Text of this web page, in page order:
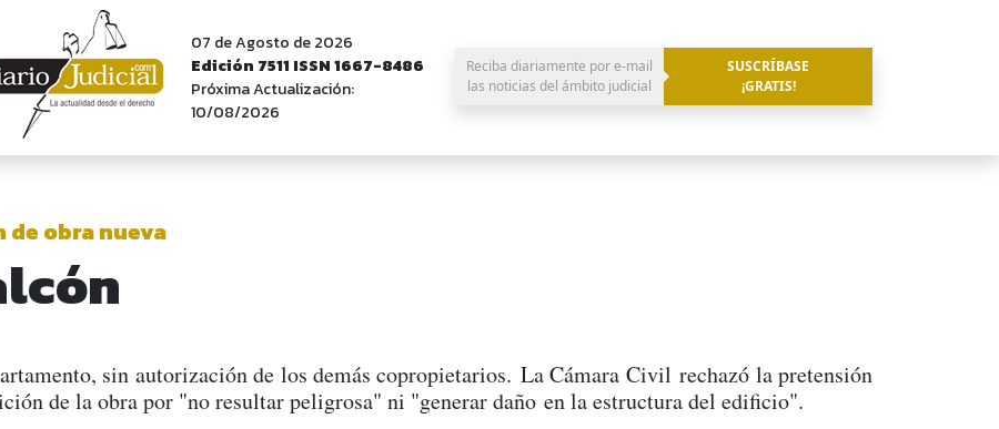
07 de Agosto de 2026
Edición 7511 ISSN 1667-8486
Próxima Actualización:
10/08/2026
Reciba diariamente por e-mail
las noticias del ámbito judicial
SUSCRÍBASE
¡GRATIS!
de obra nueva
sin autorización de los demás copropietarios. La Cámara Civil rechazó la pretensión
de la obra por "no resultar peligrosa" ni "generar daño en la estructura del edificio".